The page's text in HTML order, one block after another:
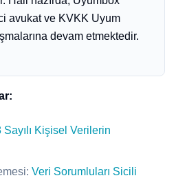
avukat ve KVKK Uyum
devam etmektedir.
Sayılı Kişisel Verilerin
Veri Sorumluları Sicili